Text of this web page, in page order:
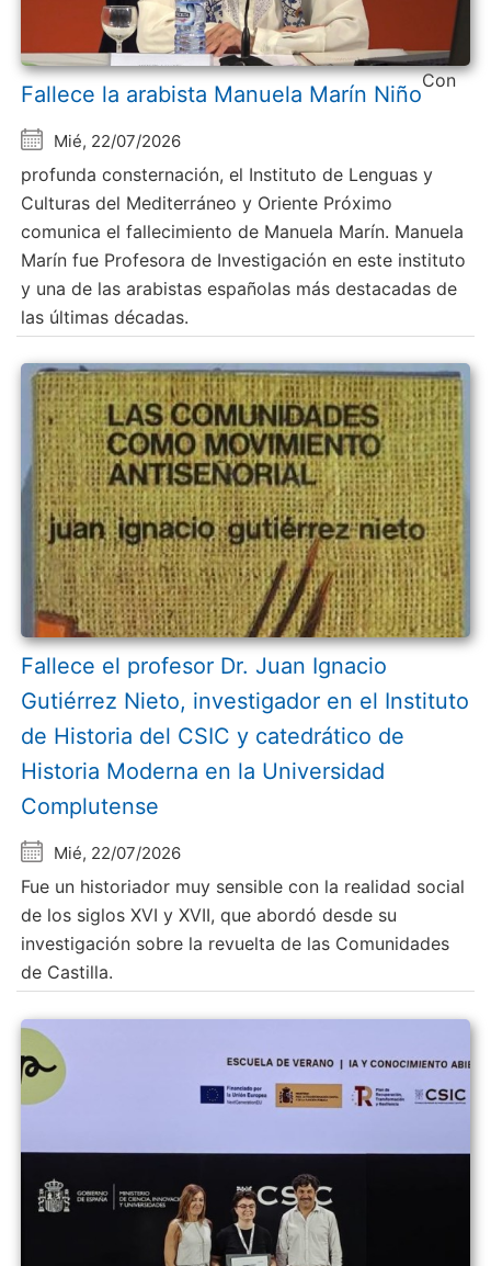
Fallece la arabista Manuela Marín Niño
Mié, 22/07/2026
Con
profunda consternación, el Instituto de Lenguas y
Culturas del Mediterráneo y Oriente Próximo
comunica el fallecimiento de Manuela Marín. Manuela
Marín fue Profesora de Investigación en este instituto
y una de las arabistas españolas más destacadas de
las últimas décadas.
Fallece el profesor Dr. Juan Ignacio
Gutiérrez Nieto, investigador en el Instituto
de Historia del CSIC y catedrático de
Historia Moderna en la Universidad
Complutense
Mié, 22/07/2026
Fue un historiador muy sensible con la realidad social
de los siglos XVI y XVII, que abordó desde su
investigación sobre la revuelta de las Comunidades
de Castilla.